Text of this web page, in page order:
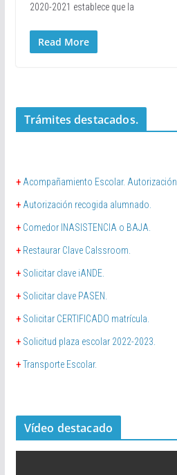
2020-2021 establece que la
Read More
Trámites destacados.
+ Acompañamiento Escolar. Autorización.
+ Autorización recogida alumnado.
+ Comedor INASISTENCIA o BAJA.
+ Restaurar Clave Calssroom.
+ Solicitar clave iANDE.
+ Solicitar clave PASEN.
+ Solicitar CERTIFICADO matrícula.
+ Solicitud plaza escolar 2022-2023.
+Transporte Escolar.
Vídeo destacado